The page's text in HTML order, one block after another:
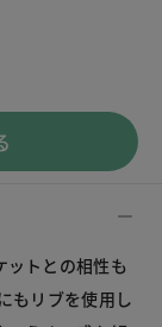
ットとの相性も
もリブを使用し